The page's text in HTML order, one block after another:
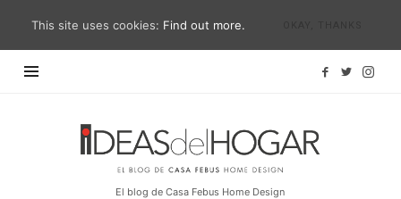
Ideas
del
Hogar
El blog de Casa Febus Home Design
This site uses cookies: Find out more.